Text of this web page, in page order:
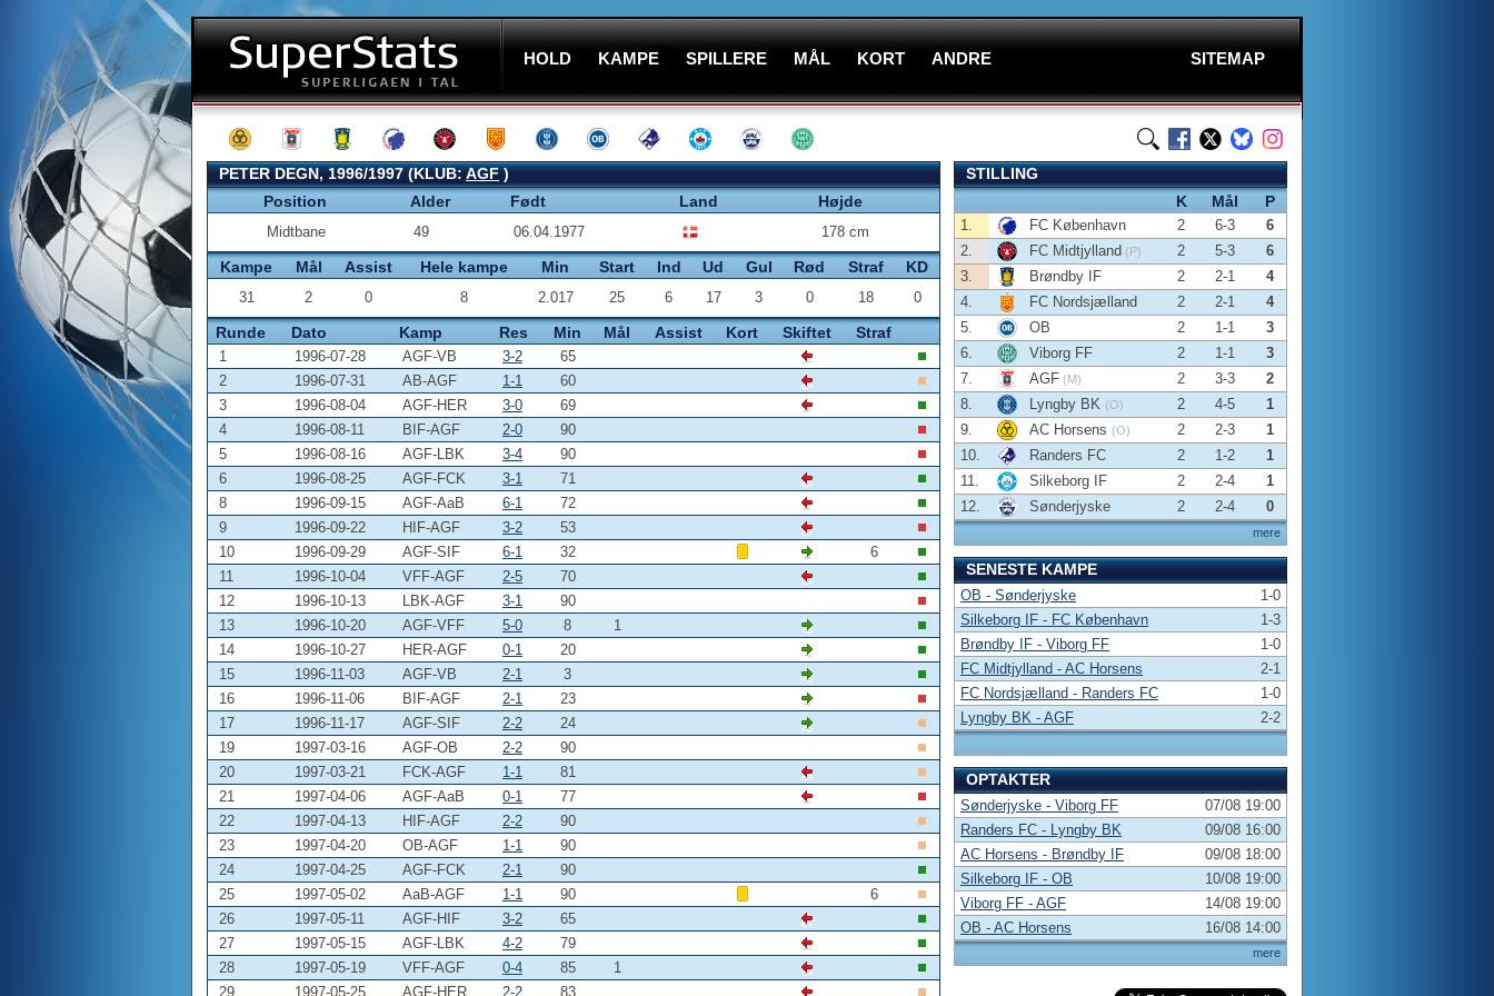
HOLD KAMPE SPILLERE MÅL KORT ANDRE SITEMAP
PETER DEGN, 1996/1997 (KLUB:AGF)
Position
Alder Født Land Højde
Midtbane 49 06.04.1977 178 cm
Kampe Mål Assist Hele kampe Min Start Ind Ud Gul Rød Straf KD
31 2 0 8 2.017 25 6 17 3 0 18 0
Runde Dato Kamp Res Min Mål Assist Kort Skiftet Straf
1 1996-07-28 AGF-VB 3-2
65
2
1996-07-31 AB-AGF 1-1
60
3
1996-08-04 AGF-HER 3-0
69
4
1996-08-11 BIF-AGF 2-0
90
5
1996-08-16 AGF-LBK 3-4
90
6
1996-08-25 AGF-FCK 3-1
71
8
1996-09-15 AGF-AaB 6-1
72
9
1996-09-22 HIF-AGF 3-2
53
10
1996-09-29 AGF-SIF 6-1 32
6
11
1996-10-04 VFF-AGF 2-5
70
12
1996-10-13 LBK-AGF 3-1
90
13
1996-10-20 AGF-VFF 5-0 8
1
14
1996-10-27 HER-AGF 0-1
20
15
1996-11-03 AGF-VB 2-1
3
16
1996-11-06 BIF-AGF 2-1
23
17
1996-11-17 AGF-SIF 2-2
24
19
1997-03-16 AGF-OB 2-2
90
20
1997-03-21 FCK-AGF 1-1
81
21
1997-04-06 AGF-AaB 0-1
77
22
1997-04-13 HIF-AGF 2-2
90
23
1997-04-20 OB-AGF 1-1
90
24
1997-04-25 AGF-FCK 2-1
90
25
1997-05-02 AaB-AGF 1-1 90
6
26
1997-05-11 AGF-HIF 3-2
65
27
1997-05-15 AGF-LBK 4-2
79
28
1997-05-19 VFF-AGF 0-4 85
1
29
1997-05-25 AGF-HER 2-2 83
STILLING
K
Mål P
mere
1. FC København 2 6-3
6
2.
FC Midtjylland (P) 2 5-3
6
3.
Brøndby IF 2 2-1
4
4.
FC Nordsjælland 2 2-1
4
5.
OB 2 1-1
3
6.
Viborg FF 2 1-1
3
7.
AGF (M) 2 3-3
2
8.
Lyngby BK (O) 2 4-5
1
9.
AC Horsens (O) 2 2-3
1
10.
Randers FC 2 1-2
1
11.
Silkeborg IF 2 2-4
1
12.
Sønderjyske 2 2-4 0
SENESTE KAMPE
OB - Sønderjyske
1-0
Silkeborg IF - FC København
1-3
Brøndby IF - Viborg FF
1-0
FC Midtjylland - AC Horsens
2-1
FC Nordsjælland - Randers FC
1-0
Lyngby BK - AGF
2-2
OPTAKTER
mere
Sønderjyske - Viborg FF
07/08 19:00
Randers FC - Lyngby BK
09/08 16:00
AC Horsens - Brøndby IF
09/08 18:00
Silkeborg IF - OB
10/08 19:00
Viborg FF - AGF
14/08 19:00
OB - AC Horsens
16/08 14:00